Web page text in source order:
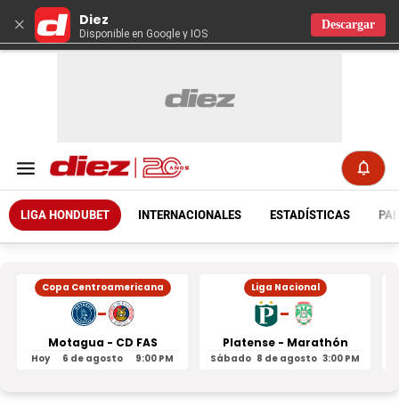
× Diez
Disponible en Google y IOS
Descargar
LIGA HONDUBET INTERNACIONALES ESTADÍSTICAS
Copa Centroamericana
-
Motagua - CD FAS
Hoy 6 de agosto 9:00 PM
Liga Nacional
-
Platense - Marathón
Sábado 8 de agosto 3:00 PM